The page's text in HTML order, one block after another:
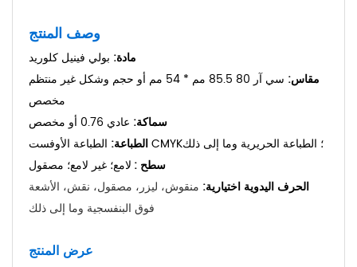
وصف المنتج
مادة: بولي فينيل كلوريد
مقاس: سي آر 80
85.5 مم * 54 مم أو حجم وشكل غير منتظم
مخصص
سماكة: عادي 0.76 أو مخصص
الطباعة:
الطباعة الأوفست CMYK؛ الطباعة الحريرية وما إلى ذلك
سطح : لامع؛ غير لامع؛ مصقول
الحرف اليدوية اختيارية: منقوش، ليزر، مصقول، نقش، الأشعة
فوق البنفسجية وما إلى ذلك
عرض المنتج